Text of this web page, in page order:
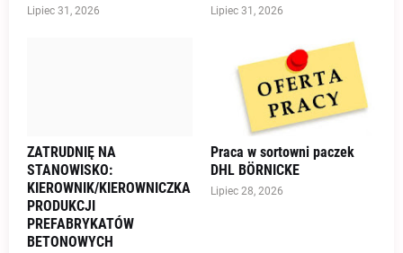
Lipiec 31, 2026 Lipiec 31, 2026
ZATRUDNIĘ NA
STANOWISKO:
KIEROWNIK/KIEROWNICZKA
PRODUKCJI
PREFABRYKATÓW
BETONOWYCH
Praca w sortowni paczek
DHL BÖRNICKE
Lipiec 28, 2026